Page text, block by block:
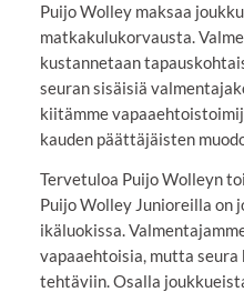
Puijo Wolley maksaa
matkakulukorvausta.
kustannetaan
seuran sisäisiä
kiitämme
kauden päättäjäisten
Tervetuloa Puijo Wolleyn
Puijo Wolley Junioreilla on
ikäluokissa.
vapaaehtoisia, mutta
tehtäviin. Osalla